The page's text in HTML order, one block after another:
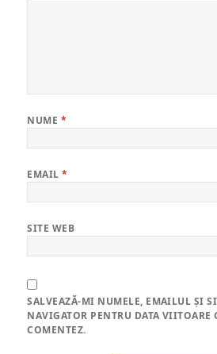
NUME *
EMAIL*
SITE WEB
SALVEAZĂ-MI NUMELE, EMAILUL ȘI
NAVIGATOR PENTRU DATA VIITOARE
COMENTEZ.